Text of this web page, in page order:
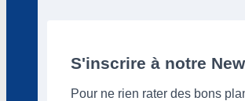
S'inscrire à notre
Pour ne rien rater des bons